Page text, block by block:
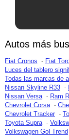
Autos más
Fiat Cronos Fiat
Luces del tablero
Todas las marcas de
Nissan Skyline R33
Nissan Versa
Ram
Chevrolet Corsa
Chevrolet Tracker
Toyota Supra
Volkswagen Gol Trend